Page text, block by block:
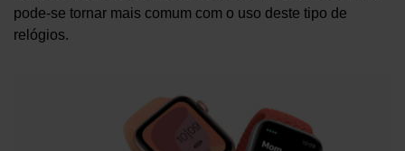
pode-se tornar mais comum com o uso deste tipo de
relógios.